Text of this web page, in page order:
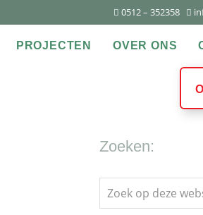
0512 – 352358
PROJECTEN OVER ONS
Zoeken:
Zoek
op